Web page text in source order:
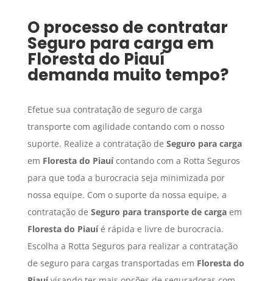
O processo de contratar
Seguro para carga em
Floresta do Piauí
demanda muito tempo?
Efetue sua contratação de seguro de carga
transporte com agilidade contando com o nosso
suporte. Realize a contratação de Seguro para carga
em Floresta do Piauícontando com a Rotta Seguros
para que toda a burocracia seja minimizada por
nossa equipe. Com o suporte da nossa equipe, a
contratação de Seguro para transporte de cargaem
Floresta do Piauíé rápida e livre de burocracia.
Escolha a Rotta Seguros para realizar a contratação
de seguro para cargas transportadas em Floresta do